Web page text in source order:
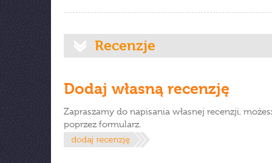
Recenzje
Dodaj własną recenzję
Zapraszamy do napisania własnej recenzji,
poprzez formularz.